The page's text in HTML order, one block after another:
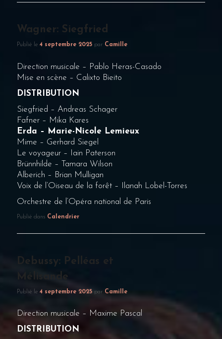
Wagner: Siegfried
Publié le4 septembre 2025 par Camille
Direction musicale – Pablo Heras-Casado
Mise en scène – Calixto Bieito
DISTRIBUTION
Siegfried – Andreas Schager
Fafner – Mika Kares
Erda – Marie-Nicole Lemieux
Mime – Gerhard Siegel
Le voyageur – Iain Paterson
Brünnhilde – Tamara Wilson
Alberich – Brian Mulligan
Voix de l’Oiseau de la forêt – Ilanah Lobel-Torres
Orchestre de l’Opéra national de Paris
Publié dans Calendrier
Debussy: Pelléas et
Mélisande
Publié le4 septembre 2025 par Camille
Direction musicale – Maxime Pascal
DISTRIBUTION